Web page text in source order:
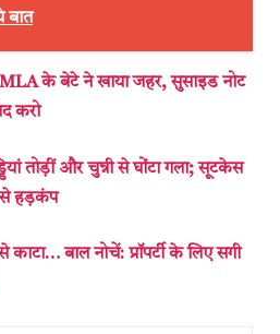
बात
MLA के बेटे ने खाया जहर, सुसाइड नोट
करो
तोड़ीं और चुन्नी से घोंटा गला; सूटकेस
से हड़कंप
काटा… बाल नोचें: प्रॉपर्टी के लिए सगी